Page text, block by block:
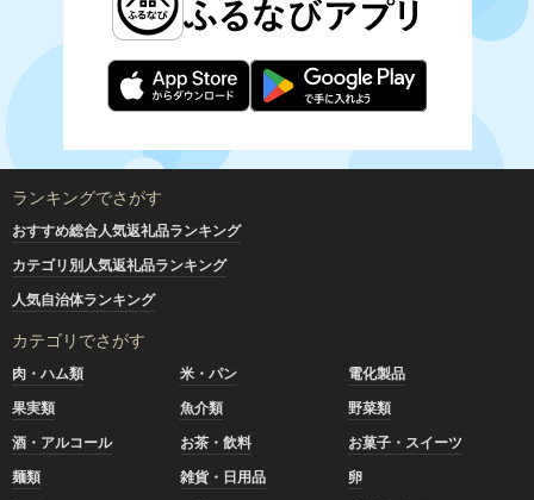
ランキングでさがす
おすすめ総合人気返礼品ランキング
カテゴリ別人気返礼品ランキング
人気自治体ランキング
カテゴリでさがす
肉・ハム類 米・パン
電化製品
果実類
魚介類
野菜類
酒・アルコール
お茶・飲料
お菓子・スイーツ
麺類
雑貨・日用品
卵